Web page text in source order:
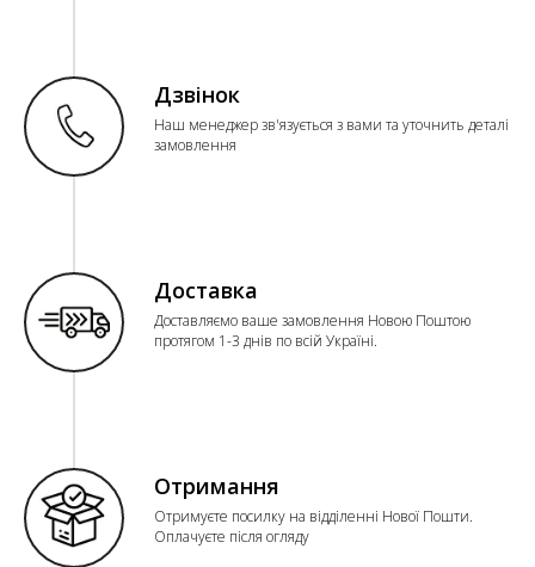
Дзвінок
Наш менеджер зв'язується з вами та уточнить деталі
замовлення
Доставка
Доставляємо ваше замовлення Новою Поштою
протягом 1-3 днів по всій Україні.
Отримання
Отримуєте посилку на відділенні Нової Пошти.
Оплачуєте після огляду